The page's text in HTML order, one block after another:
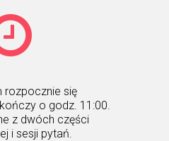
rozpocznie się
o godz. 11:00.
z dwóch części
i sesji pytań.